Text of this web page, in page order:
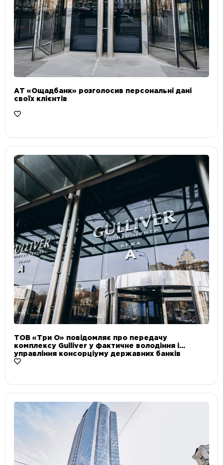
АТ «Ощадбанк» розголосив персональні дані
своїх клієнтів
ТОВ «Три О» повідомляє про передачу
комплексу Gulliver у фактичне володіння і
управління консорціуму державних банків